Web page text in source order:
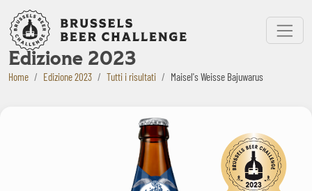
Bruxelles Beer Challenge
Menu
Edizione 2023
Home Edizione 2023 Tutti i risultati Maisel's Weisse Bajuwarus